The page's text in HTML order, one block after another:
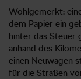
Wohlgemerkt:
dem Papier ein
hinter das Steuer
anhand des
einen Neuwagen
für die Straßen